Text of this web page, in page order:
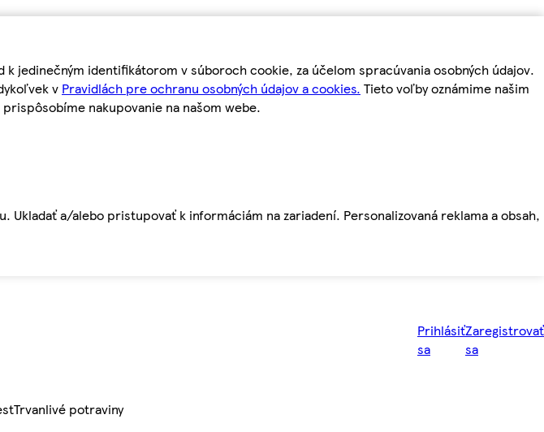
jedinečným identifikátorom v súboroch cookie, za účelom spracúvania osobných údajov.
v Pravidlách pre ochranu osobných údajov a cookies. Tieto voľby oznámime našim
nakupovanie na našom webe.
a/alebo pristupovať k informáciám na zariadení. Personalizovaná reklama a obsah,
Prihlásiť
sa
Zaregistrovať
sa
Trvanlivé potraviny